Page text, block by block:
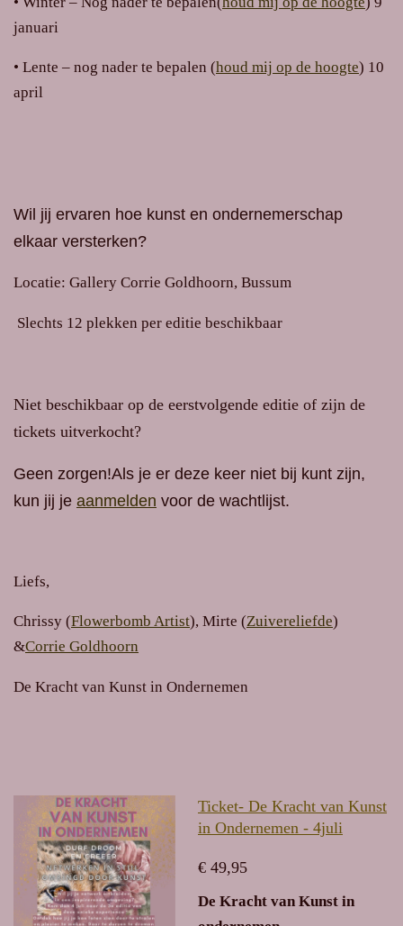
januari
• Lente – nog nader te bepalen (houd mij op de hoogte) 10
april
Wil jij ervaren hoe kunst en ondernemerschap
elkaar versterken?
Locatie: Gallery Corrie Goldhoorn, Bussum
Slechts 12 plekken per editie beschikbaar
Niet beschikbaar op de eerstvolgende editie of zijn de
tickets uitverkocht?
Geen zorgen!Als je er deze keer niet bij kunt zijn,
kun jij je aanmelden voor de wachtlijst.
Liefs,
Chrissy (Flowerbomb Artist), Mirte (Zuivereliefde)
&Corrie Goldhoorn
De Kracht van Kunst in Ondernemen
Ticket- De Kracht van Kunst
in Ondernemen - 4juli
€ 49,95
De Kracht van Kunst in